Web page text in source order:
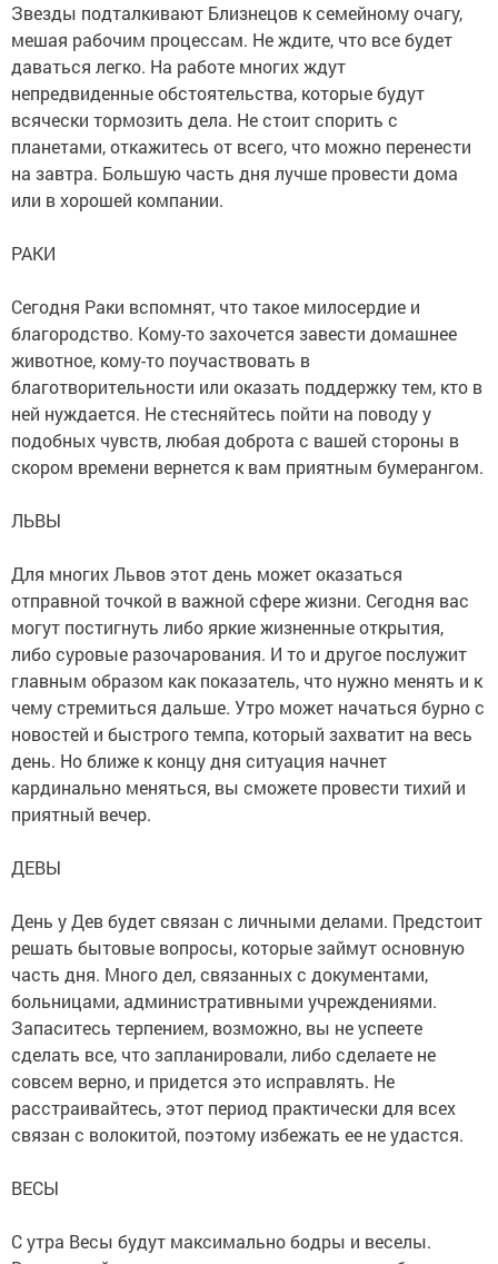
Звезды подталкивают Близнецов к семейному очагу,
мешая рабочим процессам. Не ждите, что все будет
даваться легко. На работе многих ждут
непредвиденные обстоятельства, которые будут
всячески тормозить дела. Не стоит спорить с
планетами, откажитесь от всего, что можно перенести
на завтра. Большую часть дня лучше провести дома
или в хорошей компании.
РАКИ
Сегодня Раки вспомнят, что такое милосердие и
благородство. Кому-то захочется завести домашнее
животное, кому-то поучаствовать в
благотворительности или оказать поддержку тем, кто в
ней нуждается. Не стесняйтесь пойти на поводу у
подобных чувств, любая доброта с вашей стороны в
скором времени вернется к вам приятным бумерангом.
ЛЬВЫ
Для многих Львов этот день может оказаться
отправной точкой в важной сфере жизни. Сегодня вас
могут постигнуть либо яркие жизненные открытия,
либо суровые разочарования. И то и другое послужит
главным образом как показатель, что нужно менять и к
чему стремиться дальше. Утро может начаться бурно с
новостей и быстрого темпа, который захватит на весь
день. Но ближе к концу дня ситуация начнет
кардинально меняться, вы сможете провести тихий и
приятный вечер.
ДЕВЫ
День у Дев будет связан с личными делами. Предстоит
решать бытовые вопросы, которые займут основную
часть дня. Много дел, связанных с документами,
больницами, административными учреждениями.
Запаситесь терпением, возможно, вы не успеете
сделать все, что запланировали, либо сделаете не
совсем верно, и придется это исправлять. Не
расстраивайтесь, этот период практически для всех
связан с волокитой, поэтому избежать ее не удастся.
ВЕСЫ
С утра Весы будут максимально бодры и веселы.